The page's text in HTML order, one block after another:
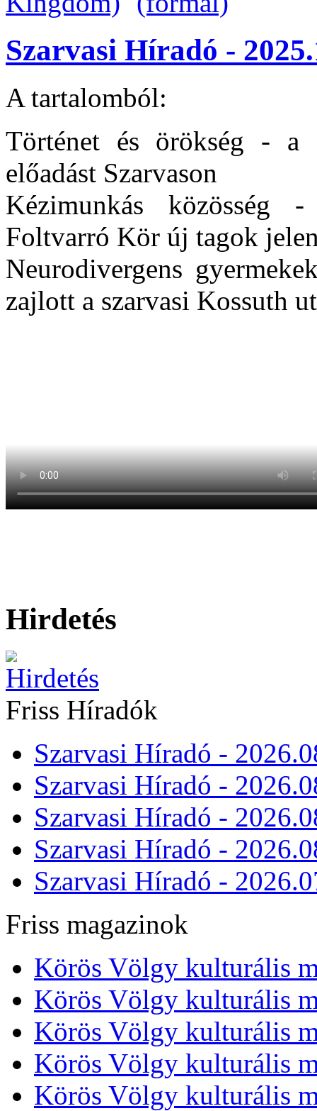
Szarvasi Híradó -
A tartalomból:
Történet és örökség - a
előadást Szarvason
Kézimunkás közösség
Foltvarró Kör új tagok
Neurodivergens
zajlott a szarvasi Kossuth
Hirdetés
Friss Híradók
Szarvasi Híradó -
Szarvasi Híradó -
Szarvasi Híradó -
Szarvasi Híradó -
Szarvasi Híradó -
Friss magazinok
Körös Völgy kulturális
Körös Völgy kulturális
Körös Völgy kulturális
Körös Völgy kulturális
Körös Völgy kulturális